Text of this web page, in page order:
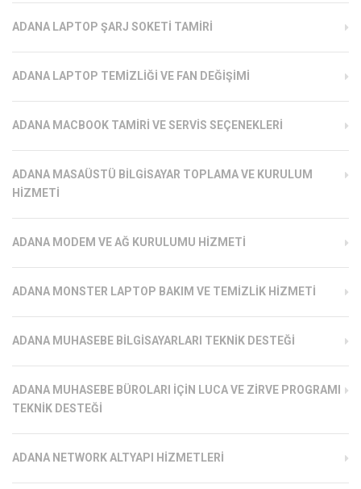
ADANA LAPTOP ŞARJ SOKETI TAMIRI
ADANA LAPTOP TEMIZLIĞI VE FAN DEĞIŞIMI
ADANA MACBOOK TAMIRI VE SERVIS SEÇENEKLERI
ADANA MASAÜSTÜ BILGISAYAR TOPLAMA VE KURULUM
HIZMETI
ADANA MODEM VE AĞ KURULUMU HIZMETI
ADANA MONSTER LAPTOP BAKIM VE TEMIZLIK HIZMETI
ADANA MUHASEBE BILGISAYARLARI TEKNIK DESTEĞI
ADANA MUHASEBE BÜROLARI İÇIN LUCA VE ZIRVE PROGRAMI
TEKNIK DESTEĞI
ADANA NETWORK ALTYAPI HIZMETLERI